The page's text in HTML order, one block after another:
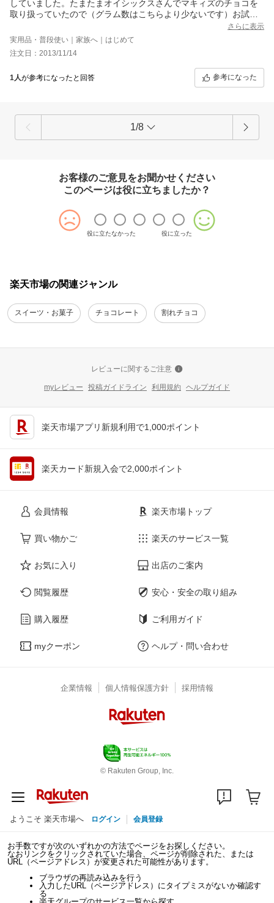
していました。たまたまオイシックスさんでマキィズのチョコを
取り扱っていたので（グラム数はこちらより少ないです）お試し
に頼んだら大当たりです！とっても美味しいではありませんか！
友達も家族もとても喜んでいました。もっと食べたいとの事でこ
のサイトにたどり着き注文しました。たくさん入っていて厚みも
厚過ぎず薄過ぎず丁度良く、どの味もとても美味しいのです。今
までビターは好きではなかったのですが、こちらのビターはとて
も美味しいです。ミルク、ホワイト、ワッフル入りのチョコも間
さらに表示
実用品・普段使い｜家族へ｜はじめて
注文日：2013/11/14
1人が参考になったと回答 参考になった
1/8
お客様のご意見をお聞かせください
このページは役に立ちましたか？
役に立たなかった 役に立った
楽天市場の関連ジャンル
スイーツ・お菓子 チョコレート 割れチョコ
レビューに関するご注意
myレビュー 投稿ガイドライン 利用規約 ヘルプガイド
楽天市場アプリ新規利用で1,000ポイント
楽天カード新規入会で2,000ポイント
会員情報
買い物かご
お気に入り
閲覧履歴
購入履歴
myクーポン
楽天市場トップ
楽天のサービス一覧
出店のご案内
安心・安全の取り組み
ご利用ガイド
ヘルプ・問い合わせ
企業情報 個人情報保護方針 採用情報
© Rakuten Group, Inc.
ようこそ 楽天市場へ ログイン 会員登録
お手数ですが次のいずれかの方法でページをお探しください。
なおリンクをクリックされていた場合、ページが削除された、または
URL（ページアドレス）が変更された可能性があります。
ブラウザの再読み込みを行う
入力したURL（ページアドレス）にタイプミスがないか確認す
る